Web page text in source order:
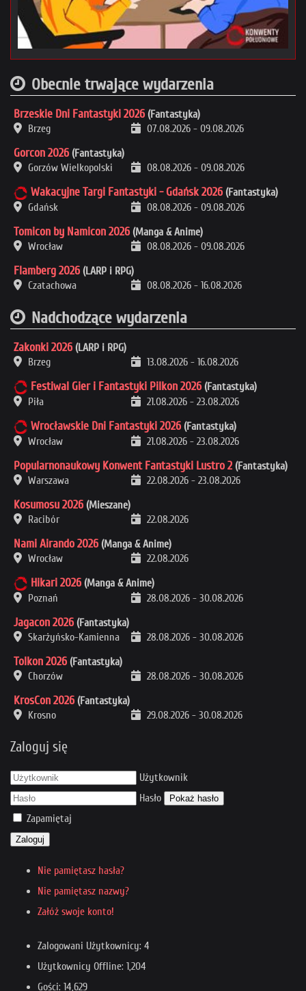
Obecnie trwające wydarzenia
Brzeskie Dni Fantastyki 2026 (Fantastyka)
Brzeg
07.08.2026 - 09.08.2026
Gorcon 2026 (Fantastyka)
Gorzów Wielkopolski
08.08.2026 - 09.08.2026
Wakacyjne Targi Fantastyki - Gdańsk 2026 (Fantastyka)
Gdańsk
08.08.2026 - 09.08.2026
Tomicon by Namicon 2026 (Manga & Anime)
Wrocław
08.08.2026 - 09.08.2026
Flamberg 2026 (LARP i RPG)
Czatachowa
08.08.2026 - 16.08.2026
Nadchodzące wydarzenia
Zakonki 2026 (LARP i RPG)
Brzeg
13.08.2026 - 16.08.2026
Festiwal Gier i Fantastyki Pilkon 2026 (Fantastyka)
Piła
21.08.2026 - 23.08.2026
Wrocławskie Dni Fantastyki 2026 (Fantastyka)
Wrocław
21.08.2026 - 23.08.2026
Popularnonaukowy Konwent Fantastyki Lustro 2 (Fantastyka)
Warszawa
22.08.2026 - 23.08.2026
Kosumosu 2026 (Mieszane)
Racibór
22.08.2026
Nami Airando 2026 (Manga & Anime)
Wrocław
22.08.2026
Hikari 2026 (Manga & Anime)
Poznań
28.08.2026 - 30.08.2026
Jagacon 2026 (Fantastyka)
Skarżyńsko-Kamienna
28.08.2026 - 30.08.2026
Tolkon 2026 (Fantastyka)
Chorzów
28.08.2026 - 30.08.2026
KrosCon 2026 (Fantastyka)
Krosno
29.08.2026 - 30.08.2026
Zaloguj się
Użytkownik
Hasło
Pokaż hasło
Zapamiętaj
Zaloguj
Nie pamiętasz hasła?
Nie pamiętasz nazwy?
Załóż swoje konto!
Zalogowani Użytkownicy: 4
Użytkownicy Offline: 1,204
Gości: 14,629